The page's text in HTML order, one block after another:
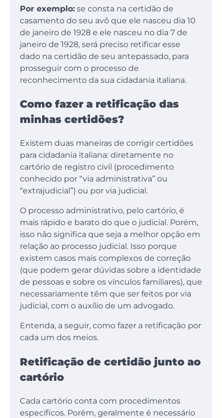
Por exemplo: se consta na certidão de
casamento do seu avô que ele nasceu dia 10
de janeiro de 1928 e ele nasceu no dia 7 de
janeiro de 1928, será preciso retificar esse
dado na certidão de seu antepassado, para
prosseguir com o processo de
reconhecimento da sua cidadania italiana.
Como fazer a retificação das
minhas certidões?
Existem duas maneiras de corrigir certidões
para cidadania italiana: diretamente no
cartório de registro civil (procedimento
conhecido por “via administrativa” ou
“extrajudicial”) ou por via judicial.
O processo administrativo, pelo cartório, é
mais rápido e barato do que o judicial. Porém,
isso não significa que seja a melhor opção em
relação ao processo judicial. Isso porque
existem casos mais complexos de correção
(que podem gerar dúvidas sobre a identidade
de pessoas e sobre os vínculos familiares), que
necessariamente têm que ser feitos por via
judicial, com o auxílio de um advogado.
Entenda, a seguir, como fazer a retificação por
cada um dos meios.
Retificação de certidão junto ao
cartório
Cada cartório conta com procedimentos
específicos. Porém, geralmente é necessário